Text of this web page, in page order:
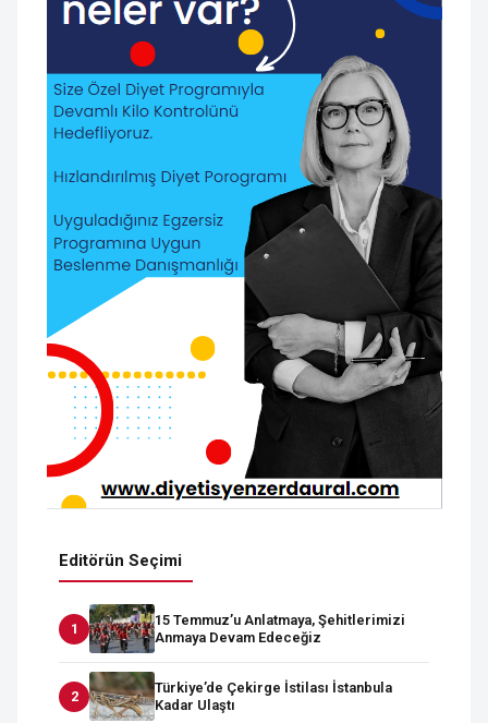
Editörün Seçimi
15 Temmuz’u Anlatmaya, Şehitlerimizi
Anmaya Devam Edeceğiz
Türkiye’de Çekirge İstilası İstanbula
Kadar Ulaştı